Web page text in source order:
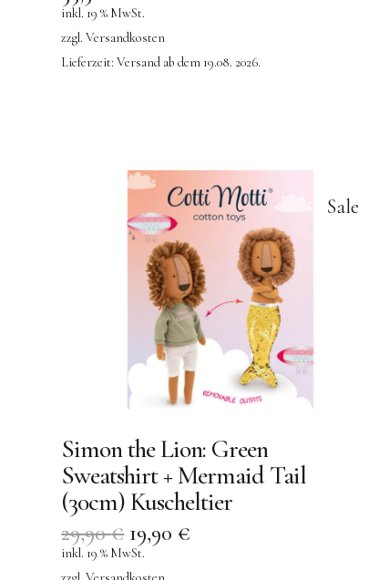
inkl. 19 % MwSt.
zzgl.Versandkosten
Lieferzeit:Versand ab dem 19.08. 2026.
Sale
Simon the Lion: Green
Sweatshirt + Mermaid Tail
(30cm) Kuscheltier
29,90€ 19,90 €
inkl. 19 % MwSt.